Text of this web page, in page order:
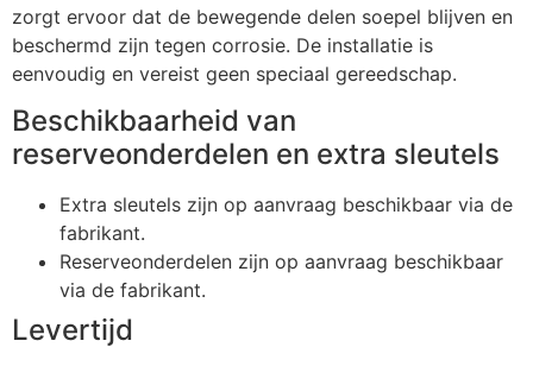
zorgt ervoor dat de bewegende delen soepel blijven en
beschermd zijn tegen corrosie. De installatie is
eenvoudig en vereist geen speciaal gereedschap.
Beschikbaarheid van
reserveonderdelen en extra sleutels
Extra sleutels zijn op aanvraag beschikbaar via de
fabrikant.
Reserveonderdelen zijn op aanvraag beschikbaar
via de fabrikant.
Levertijd